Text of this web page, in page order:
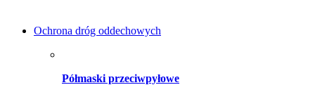
Ochrona dróg oddechowych
Półmaski przeciwpyłowe